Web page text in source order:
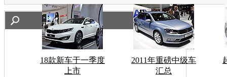
18款新车于一季度
上市
2011年重磅中级车
汇总